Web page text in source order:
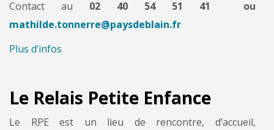
Contact au 02 40 54 51 41 ou
mathilde.tonnerre@paysdeblain.fr
Plus d’infos
Le Relais Petite Enfance
Le RPE est un lieu de rencontre, d’accueil,